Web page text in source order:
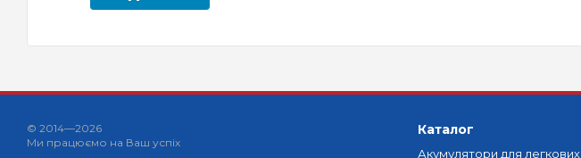
© 2014—2026
Ми працюємо на Ваш успіх
Каталог
Акумулятори для легкових